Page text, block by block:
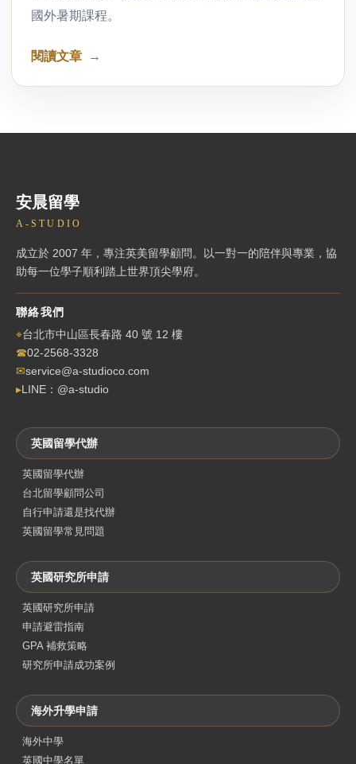
國外暑期課程。
閱讀文章
安晨留學
A-STUDIO
成立於 2007 年，專注英美留學顧問。以一對一的陪伴與專業，協
助每一位學子順利踏上世界頂尖學府。
聯絡我們
⌖台北市中山區長春路 40 號 12 樓
☎02-2568-3328
✉service@a-studioco.com
▸LINE：@a-studio
英國留學代辦
英國留學代辦
台北留學顧問公司
自行申請還是找代辦
英國留學常見問題
英國研究所申請
英國研究所申請
申請避雷指南
GPA 補救策略
研究所申請成功案例
海外升學申請
海外中學
英國中學名單